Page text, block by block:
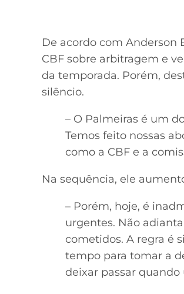
De acordo com Anderson
CBF sobre arbitragem e
da temporada. Porém,
silêncio.
– O Palmeiras é um
Temos feito nossas
como a CBF e a
Na sequência, ele
– Porém, hoje, é
urgentes. Não
cometidos. A regra é
tempo para tomar a
deixar passar quando